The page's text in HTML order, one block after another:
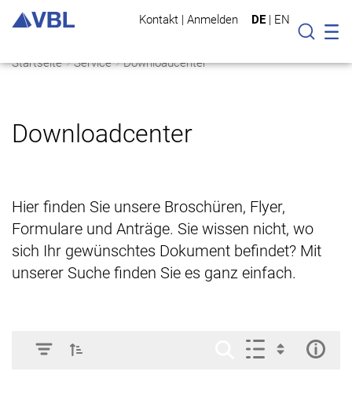
Kontakt | Anmelden DE | EN
Suche
Startseite Service Downloadcenter
Downloadcenter
Hier finden Sie unsere Broschüren, Flyer,
Formulare und Anträge. Sie wissen nicht, wo
sich Ihr gewünschtes Dokument befindet? Mit
unserer Suche finden Sie es ganz einfach.